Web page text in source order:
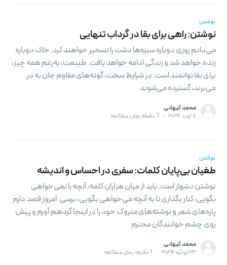
نوشتن
نوشتن: راهی برای بقا در گرداب تنهایی
می‌دانم روزی دوباره سبزه‌ها دشت را تسخیر خواهند کرد. خاک دوباره
زنده خواهد شد و زندگی ادامه خواهد یافت. طبیعت، به‌رغم همه چیز،
برای بقا توانمند است. در شرایط سخت، گونه‌های مقاوم جان به در
می‌برند، گسترده می‌شوند
محمد کیهانی
۸ اوت ۲۰۲۴
•
نوشتن
طغیان بی‌پایان کلمات: سفری در احساس و اندیشه
نوشتن دشوار است. باید از میان هزاران کلمه، آنچه را نمی‌خواهی
بگویی، کنار بگذاری تا به آنچه می‌خواهی بگویی، برسی. امروز قصد دارم
پاره‌های شعر و نوشته‌های متروک خود را در اینجا گردهم آورم و پیش
روی چشم خوانندگان محترم
محمد کیهانی
۲۳ ژوئیه ۲۰۲۴
•